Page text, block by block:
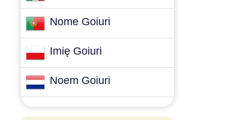
Nome Goiuri
Imię Goiuri
Noem Goiuri